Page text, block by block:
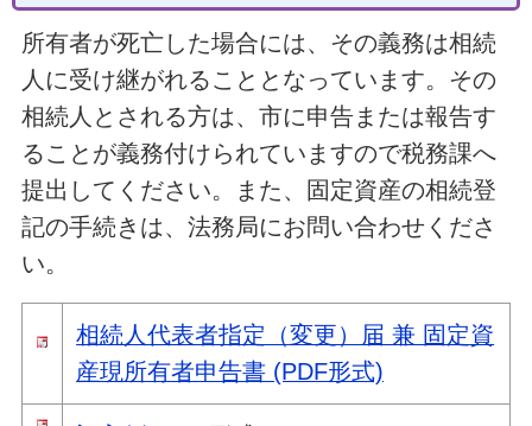
所有者が死亡した場合には、その義務は相続
人に受け継がれることとなっています。その
相続人とされる方は、市に申告または報告す
ることが義務付けられていますので税務課へ
提出してください。また、固定資産の相続登
記の手続きは、法務局にお問い合わせくださ
い。
相続人代表者指定（変更）届 兼 固定資
産現所有者申告書 (PDF形式)